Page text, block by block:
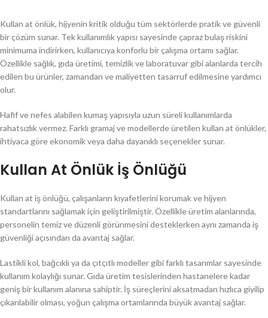
Kullan at önlük, hijyenin kritik olduğu tüm sektörlerde pratik ve güvenli
bir çözüm sunar. Tek kullanımlık yapısı sayesinde çapraz bulaş riskini
minimuma indirirken, kullanıcıya konforlu bir çalışma ortamı sağlar.
Özellikle sağlık, gıda üretimi, temizlik ve laboratuvar gibi alanlarda tercih
edilen bu ürünler, zamandan ve maliyetten tasarruf edilmesine yardımcı
olur.
Hafif ve nefes alabilen kumaş yapısıyla uzun süreli kullanımlarda
rahatsızlık vermez. Farklı gramaj ve modellerde üretilen kullan at önlükler,
ihtiyaca göre ekonomik veya daha dayanıklı seçenekler sunar.
Kullan At Önlük İş Önlüğü
Kullan at iş önlüğü, çalışanların kıyafetlerini korumak ve hijyen
standartlarını sağlamak için geliştirilmiştir. Özellikle üretim alanlarında,
personelin temiz ve düzenli görünmesini desteklerken aynı zamanda iş
güvenliği açısından da avantaj sağlar.
Lastikli kol, bağcıklı ya da çıtçıtlı modeller gibi farklı tasarımlar sayesinde
kullanım kolaylığı sunar. Gıda üretim tesislerinden hastanelere kadar
geniş bir kullanım alanına sahiptir. İş süreçlerini aksatmadan hızlıca giyilip
çıkarılabilir olması, yoğun çalışma ortamlarında büyük avantaj sağlar.